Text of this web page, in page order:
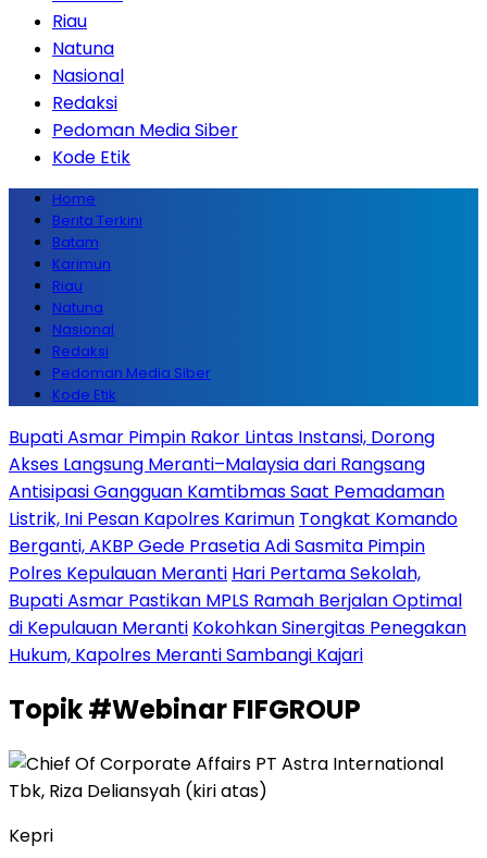
Riau
Natuna
Nasional
Redaksi
Pedoman Media Siber
Kode Etik
Home
Berita Terkini
Batam
Karimun
Riau
Natuna
Nasional
Redaksi
Pedoman Media Siber
Kode Etik
Bupati Asmar Pimpin Rakor Lintas Instansi, Dorong
Akses Langsung Meranti–Malaysia dari Rangsang
Antisipasi Gangguan Kamtibmas Saat Pemadaman
Listrik, Ini Pesan Kapolres Karimun Tongkat Komando
Berganti, AKBP Gede Prasetia Adi Sasmita Pimpin
Polres Kepulauan Meranti Hari Pertama Sekolah,
Bupati Asmar Pastikan MPLS Ramah Berjalan Optimal
di Kepulauan Meranti Kokohkan Sinergitas Penegakan
Hukum, Kapolres Meranti Sambangi Kajari
Topik#Webinar FIFGROUP
Kepri